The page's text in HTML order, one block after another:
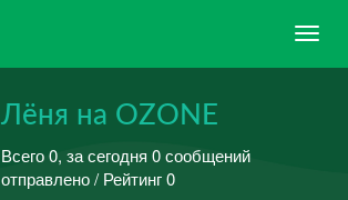
Лёня на OZONE
Всего 0, за сегодня 0 сообщений
отправлено / Рейтинг 0